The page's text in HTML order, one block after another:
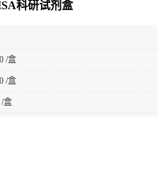
科研试剂盒
/盒
/盒
/盒